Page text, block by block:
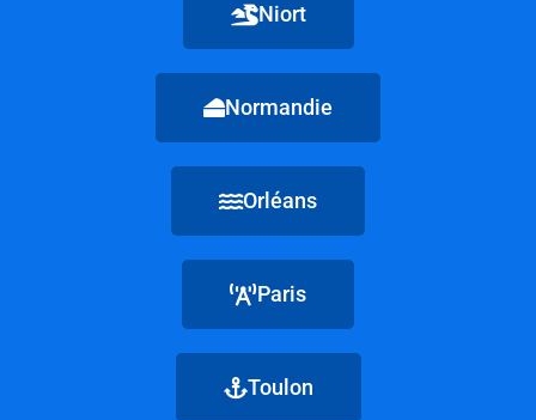
Niort
Normandie
Orléans
Paris
Toulon